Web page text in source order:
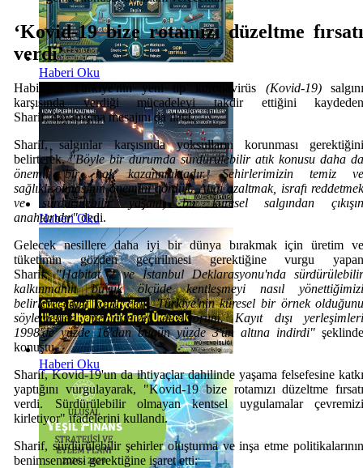
Haberi Oku
Haberi Oku
Haberi Oku
‘Kovid-19 bize rotamızı düzeltme
verdi’
Habitat'ın Türkiye'nin yeni tip koronavirüs (Kovid-19)
karşısında verdiği mücadeleyi takdir ettiğini
Sharif, dayanışma mesajını da iletti.
Sharif, salgınlar karşısında yoksulların korunması
belirterek,"Böyle bir durumda sürdürülebilir atık konusu daha
önemli bir hal kazanmaktadır. Şehirlerimizin temiz
sağlıklı olmasının önemini gördük. Atığı azaltmak, israfı
ve sürdürülebilir yaşam, bu küresel salgından
anahtarıdır"dedi.
Gelecek nesillere daha iyi bir dünya bırakmak için üretim
tüketimin gözden geçirilmesi gerektiğine vurgu
Sharif,"Habitat 2 ve İstanbul Deklarasyonu'nda
kalkınmanın büyük ölçüde kentleşmeyi nasıl
belirleyeceğini kabul ettik. Türkiye'nin küresel bir örnek
söylemekten memnuniyet duyuyorum. Kayıt dışı
1998'de yüzde 16'dan bugün yüzde 3'ün altına indirdi"
konuştu.
Sharif, Kovid-19'un da ihtiyaçlar dahilinde yaşama felsefesine
yaptığını vurgulayarak, "Kovid-19 bize rotamızı düzeltme
verdi. Sürdürülebilir olmayan kentsel uygulamalar
kirletiyor" ifadelerini kullandı.
Sharif, sürdürülebilir şehirler oluşturma ve inşa etme
benimsenmesi gerektiğine işaret etti: